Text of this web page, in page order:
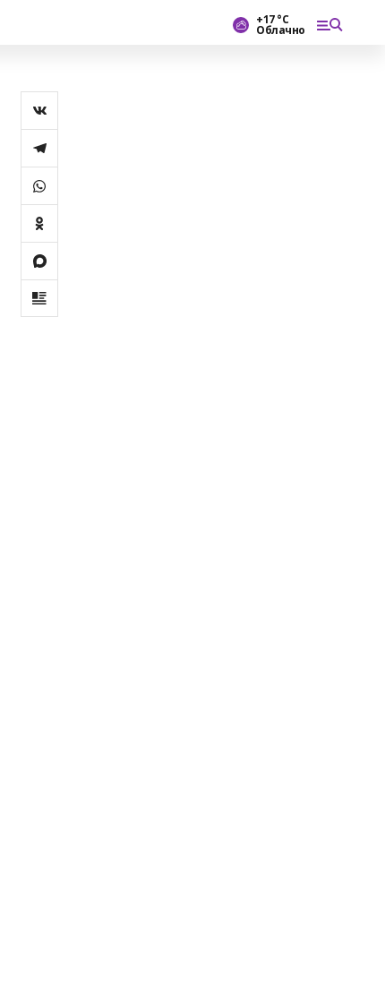
+17 °С
Облачно